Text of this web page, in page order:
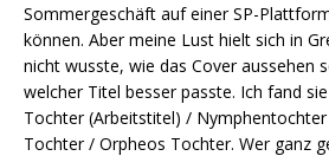
Sommergeschäft auf einer SP-
können. Aber meine Lust hielt sich in
nicht wusste, wie das Cover aussehen
welcher Titel besser passte. Ich fand
Tochter (Arbeitstitel) /
Tochter / Orpheos Tochter. Wer ganz